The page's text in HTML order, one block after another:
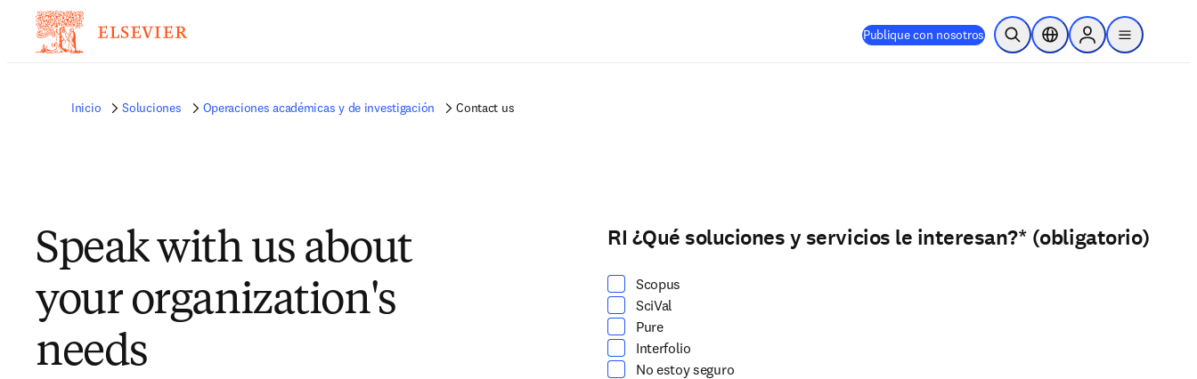
Publique con nosotros Abrir búsquedaSelector de ubicación
Sign in to products
menu
Inicio Soluciones Operaciones académicas y de investigación Contact us
Speak with us about
your organization's
needs
Seleccione al menos una opción
RI ¿Qué soluciones y servicios le interesan?* (obligatorio)
Scopus
SciVal
Pure
Interfolio
No estoy seguro